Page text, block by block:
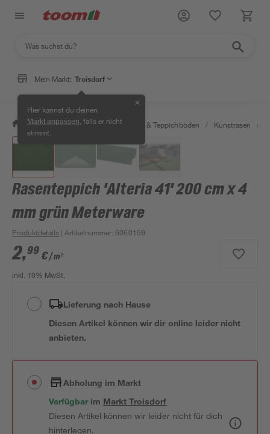
Mein Markt: Troisdorf
Hier kannst du deinen
Markt anpassen , falls er nicht
stimmt.
✕
/ Wohnen & Haushalt / Teppiche & Teppichböden / Kunstrasen /
Rasenteppich 'Alteria 41' 200 cm x 4
mm grün Meterware
Produktdetails | Artikelnummer:6060159
2,99 €/ m²
inkl. 19% MwSt.
Lieferung nach Hause
Diesen Artikel können wir dir online leider nicht
anbieten.
Abholung im Markt
Verfügbar im MarktTroisdorf
Diesen Artikel können wir leider nicht für dich
hinterlegen.